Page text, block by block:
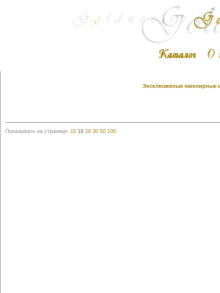
Эксклюзивные ювелирные
Показывать на странице: 10 15 20 30 50 100